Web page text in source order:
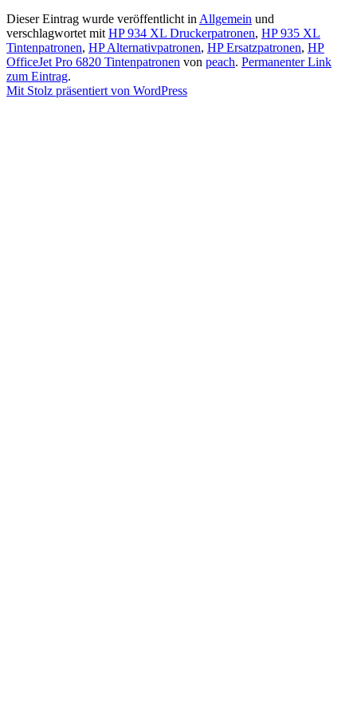
Dieser Eintrag wurde veröffentlicht inAllgemein und
verschlagwortet mitHP 934 XL Druckerpatronen, HP 935 XL
Tintenpatronen, HP Alternativpatronen, HP Ersatzpatronen, HP
OfficeJet Pro 6820 Tintenpatronen von peach. Permanenter Link
zum Eintrag.
Mit Stolz präsentiert von WordPress